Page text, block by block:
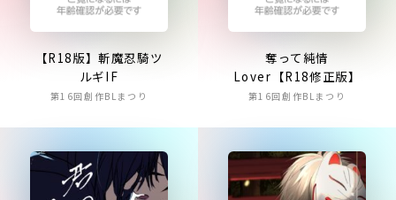
【R18版】斬魔忍騎ツ
ルギIF
第16回創作BLまつり
奪って純情
Lover【R18修正版】
第16回創作BLまつり